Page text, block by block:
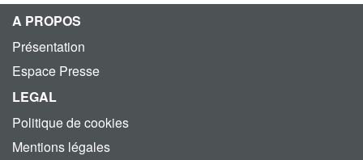
A PROPOS
Présentation
Espace Presse
LEGAL
Politique de cookies
Mentions légales